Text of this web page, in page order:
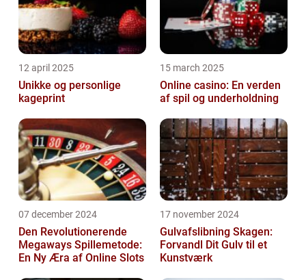
12 april 2025
Unikke og personlige
kageprint
15 march 2025
Online casino: En verden
af spil og underholdning
07 december 2024
Den Revolutionerende
Megaways Spillemetode:
En Ny Æra af Online Slots
17 november 2024
Gulvafslibning Skagen:
Forvandl Dit Gulv til et
Kunstværk